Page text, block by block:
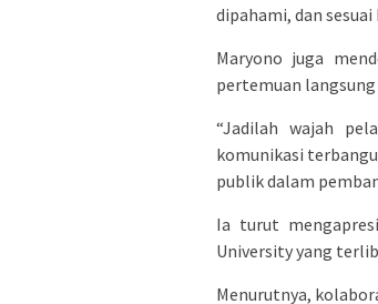
dipahami, dan
Maryono juga
pertemuan
“Jadilah wajah
komunikasi
publik dalam
Ia turut
University yang
Menurutnya,